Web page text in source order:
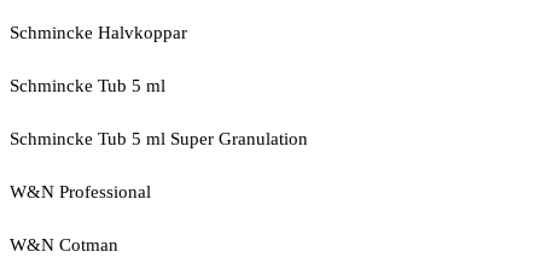
Schmincke Halvkoppar
Schmincke Tub 5 ml
Schmincke Tub 5 ml Super Granulation
W&N Professional
W&N Cotman